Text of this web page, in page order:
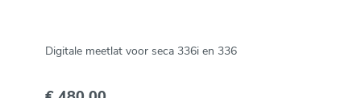
Digitale meetlat voor seca 336i en 336